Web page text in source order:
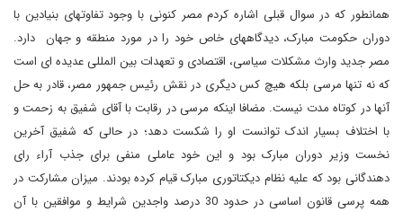
همانطور که در سوال قبلی اشاره کردم مصر کنونی با وجود تفاوتهای بنیادین با
دوران حکومت مبارک، دیدگاههای خاص خود را در مورد منطقه و جهان دارد.
مصر جدید وارث مشکلات سیاسی، اقتصادی و تعهدات بین المللی عدیده ای است
که نه تنها مرسی بلکه هیچ کس دیگری در نقش رئیس جمهور مصر، قادر به حل
آنها در کوتاه مدت نیست. مضافا اینکه مرسی در رقابت با آقای شفیق به زحمت و
با اختلاف بسیار اندک توانست او را شکست دهد؛ در حالی که شفیق آخرین
نخست وزیر دوران مبارک بود و این خود عاملی منفی برای جذب آراء رای
دهندگانی بود که علیه نظام دیکتاتوری مبارک قیام کرده بودند. میزان مشارکت در
همه پرسی قانون اساسی در حدود 30 درصد واجدین شرایط و موافقین با آن